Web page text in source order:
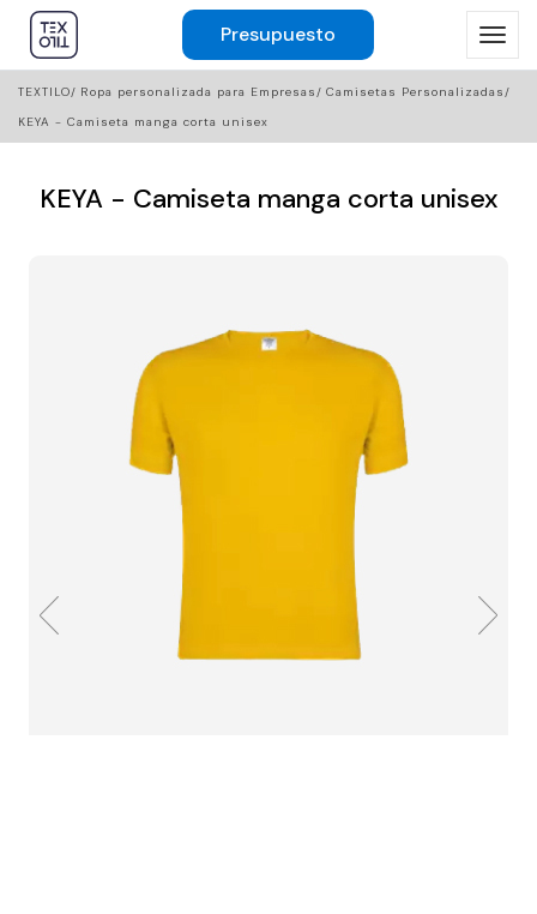
Presupuesto
TEXTILO Ropa personalizada para Empresas
Camisetas Personalizadas
KEYA - Camiseta manga corta unisex
KEYA - Camiseta manga corta unisex